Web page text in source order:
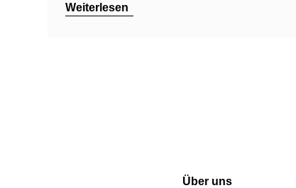
Weiterlesen
Über uns